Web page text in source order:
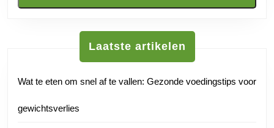
Laatste artikelen
Wat te eten om snel af te vallen: Gezonde voedingstips voor
gewichtsverlies